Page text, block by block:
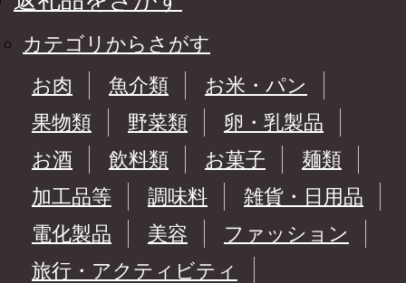
カテゴリからさがす
お肉
魚介類
お米・パン
果物類
野菜類
卵・乳製品
お酒
飲料類 お菓子
麺類
加工品等
調味料
雑貨・日用品
電化製品
美容
ファッション
旅行・アクティビティ